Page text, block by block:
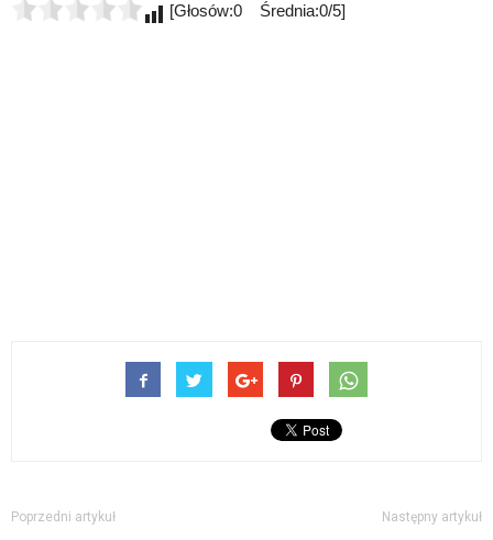
[Głosów:0 Średnia:0/5]
Poprzedni artykuł Następny artykuł